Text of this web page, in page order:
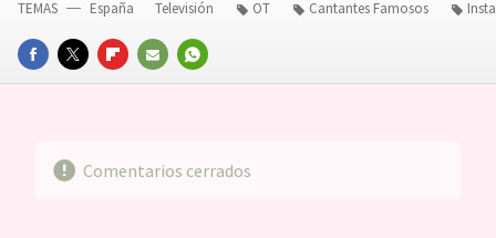
FACEBOOKTWITTERFLIPBOARD
E-
WHATSAPP
TEMAS España Televisión OT Cantantes Famosos
Comentarios cerrados